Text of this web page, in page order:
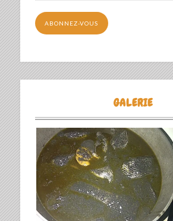
mail
ABONNEZ-VOUS
GALERIE